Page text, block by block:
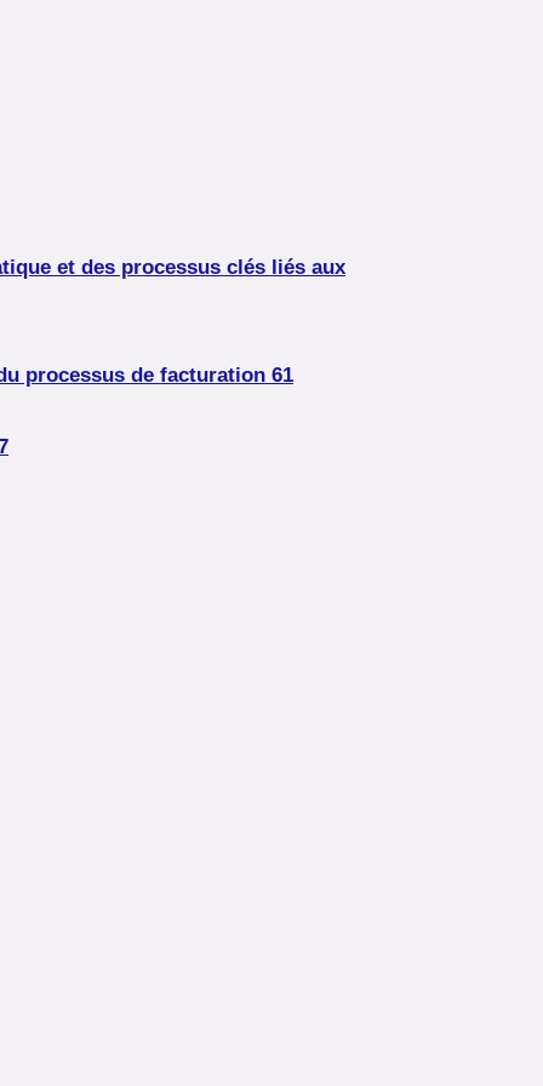
et des processus clés liés aux
processus de facturation 61